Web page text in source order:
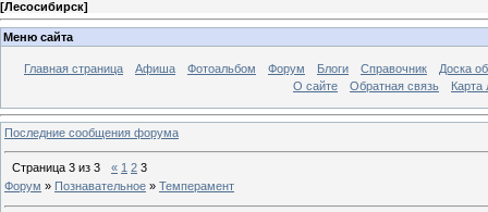
[Лесосибирск]
Меню сайта
Главная страница Афиша Фотоальбом Форум Блоги Справочник
Доска
О сайте
Обратная связь Карта
Последние сообщения форума
Страница 3 из 3 « 1 2 3
Форум » Познавательное » Темперамент